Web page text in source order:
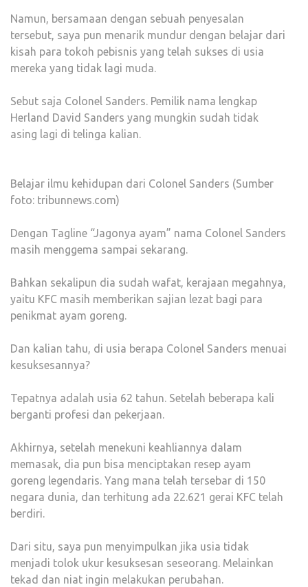
Namun, bersamaan dengan sebuah penyesalan
tersebut, saya pun menarik mundur dengan belajar dari
kisah para tokoh pebisnis yang telah sukses di usia
mereka yang tidak lagi muda.
Sebut saja Colonel Sanders. Pemilik nama lengkap
Herland David Sanders yang mungkin sudah tidak
asing lagi di telinga kalian.
Belajar ilmu kehidupan dari Colonel Sanders (Sumber
foto: tribunnews.com)
Dengan Tagline “Jagonya ayam” nama Colonel Sanders
masih menggema sampai sekarang.
Bahkan sekalipun dia sudah wafat, kerajaan megahnya,
yaitu KFC masih memberikan sajian lezat bagi para
penikmat ayam goreng.
Dan kalian tahu, di usia berapa Colonel Sanders menuai
kesuksesannya?
Tepatnya adalah usia 62 tahun. Setelah beberapa kali
berganti profesi dan pekerjaan.
Akhirnya, setelah menekuni keahliannya dalam
memasak, dia pun bisa menciptakan resep ayam
goreng legendaris. Yang mana telah tersebar di 150
negara dunia, dan terhitung ada 22.621 gerai KFC telah
berdiri.
Dari situ, saya pun menyimpulkan jika usia tidak
menjadi tolok ukur kesuksesan seseorang. Melainkan
tekad dan niat ingin melakukan perubahan.